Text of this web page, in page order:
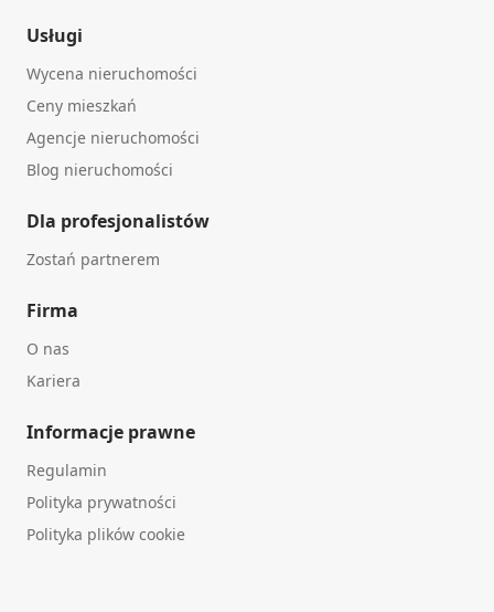
Usługi
Wycena nieruchomości
Ceny mieszkań
Agencje nieruchomości
Blog nieruchomości
Dla profesjonalistów
Zostań partnerem
Firma
O nas
Kariera
Informacje prawne
Regulamin
Polityka prywatności
Polityka plików cookie